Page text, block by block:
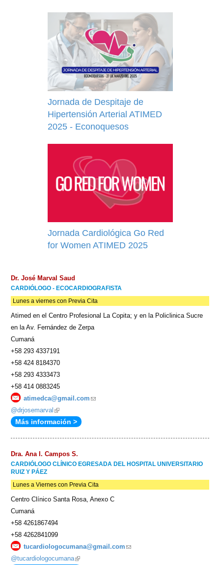
Jornada de Despitaje de
Hipertensión Arterial ATIMED
2025 - Econoquesos
Jornada Cardiológica Go Red
for Women ATIMED 2025
Dr. José Marval Saud
CARDIÓLOGO - ECOCARDIOGRAFISTA
Lunes a viernes con Previa Cita
Atimed en el Centro Profesional La Copita; y en la Policlinica Sucre
en la Av. Fernández de Zerpa
Cumaná
+58 293 4337191
+58 424 8184370
+58 293 4333473
+58 414 0883245
atimedca@gmail.com (link
@drjosemarval (link
is
Más información >
Dra. Ana I. Campos S.
CARDIÓLOGO CLÍNICO EGRESADA DEL HOSPITAL UNIVERSITARIO
RUIZ Y PÁEZ
Lunes a Viernes con Previa Cita
Centro Clínico Santa Rosa, Anexo C
Cumaná
+58 4261867494
+58 4262841099
tucardiologocumana@gmail.com (link
@tucardiologocumana(link